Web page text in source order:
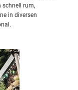
schnell rum,
in diversen